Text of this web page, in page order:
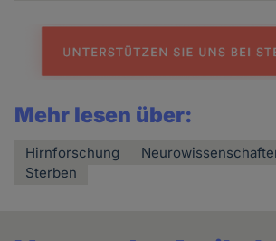
Mehr lesen über:
Hirnforschung
Sterben